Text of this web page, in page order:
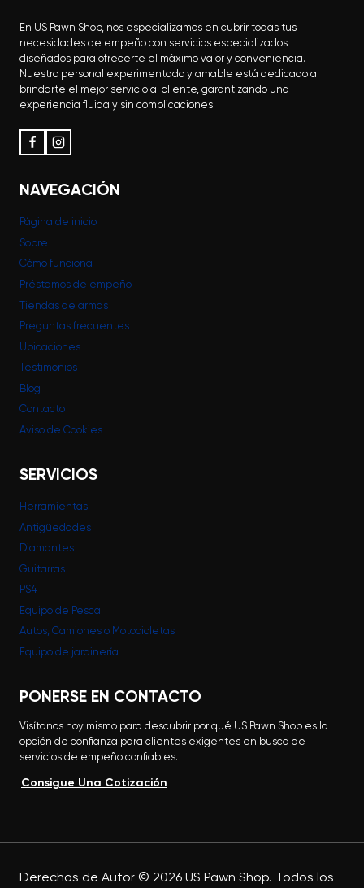
En US Pawn Shop, nos especializamos en cubrir todas tus
necesidades de empeño con servicios especializados
diseñados para ofrecerte el máximo valor y conveniencia.
Nuestro personal experimentado y amable está dedicado a
brindarte el mejor servicio al cliente, garantizando una
experiencia fluida y sin complicaciones.
NAVEGACIÓN
Página de inicio
Sobre
Cómo funciona
Préstamos de empeño
Tiendas de armas
Preguntas frecuentes
Ubicaciones
Testimonios
Blog
Contacto
Aviso de Cookies
SERVICIOS
Herramientas
Antigüedades
Diamantes
Guitarras
PS4
Equipo de Pesca
Autos, Camiones o Motocicletas
Equipo de jardinería
PONERSE EN CONTACTO
Visítanos hoy mismo para descubrir por qué US Pawn Shop es la
opción de confianza para clientes exigentes en busca de
servicios de empeño confiables.
Consigue Una Cotización
Derechos de Autor © 2026 US Pawn Shop. Todos los